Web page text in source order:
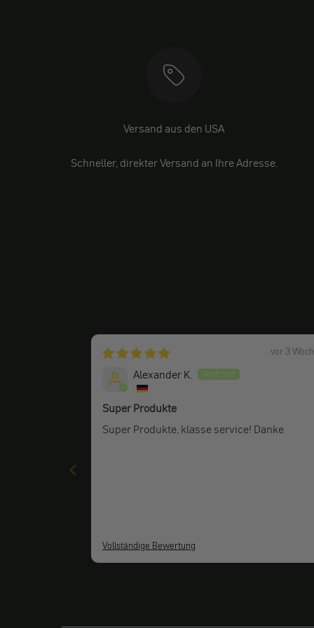
Versand aus den USA
Schneller, direkter Versand an Ihre Adresse.
vor 3
Alexander K.
Super Produkte
Super Produkte, klasse service! Danke
Vollständige Bewertung